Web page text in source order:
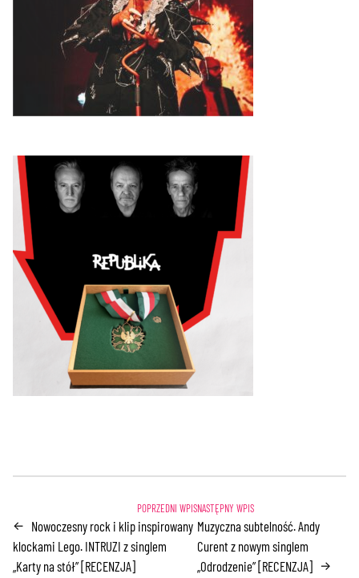
← Nowoczesny rock i klip inspirowany
klockami Lego. INTRUZI z singlem
„Karty na stół” [RECENZJA]
Muzyczna subtelność. Andy
Curent z nowym singlem
„Odrodzenie” [RECENZJA] →